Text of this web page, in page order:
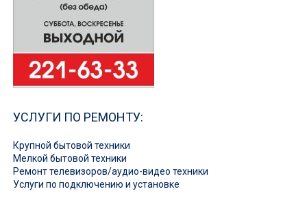
УСЛУГИ ПО РЕМОНТУ:
Крупной бытовой техники
Мелкой бытовой техники
Ремонт телевизоров/аудио-видео техники
Услуги по подключению и установке